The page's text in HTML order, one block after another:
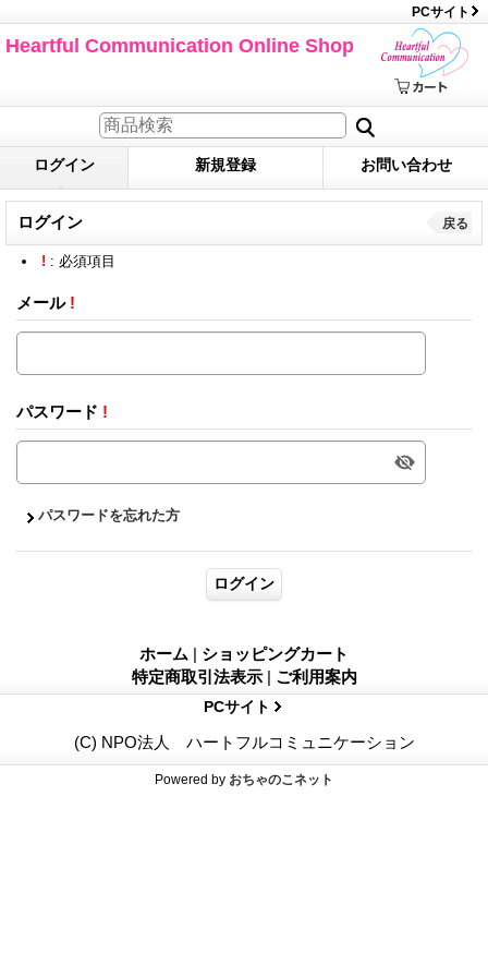
PCサイト
Heartful Communication Online Shop
ログイン 新規登録 お問い合わせ
ログイン 戻る
! : 必須項目
メール !
パスワード !
パスワードを忘れた方
ホーム | ショッピングカート
特定商取引法表示 | ご利用案内
PCサイト
(C) NPO法人 ハートフルコミュニケーション
Powered by おちゃのこネット